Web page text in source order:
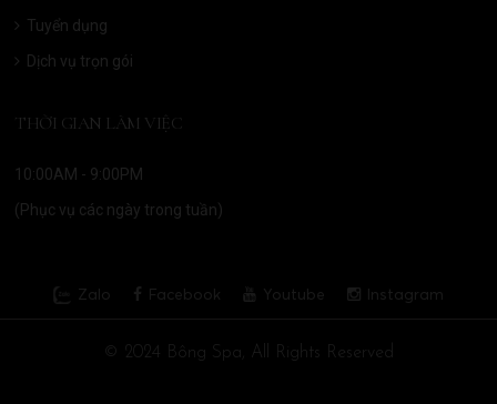
Tuyển dụng
Dịch vụ trọn gói
THỜI GIAN LÀM VIỆC
10:00AM - 9:00PM
(Phục vụ các ngày trong tuần)
Zalo Facebook Youtube Instagram
© 2024 Bông Spa, All Rights Reserved